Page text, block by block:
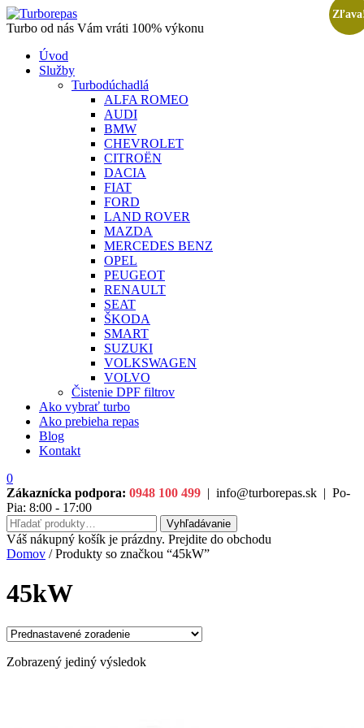
Turbo od nás Vám vráti 100% výkonu
Úvod
Služby
Turbodúchadlá
ALFA ROMEO
AUDI
BMW
CHEVROLET
CITROËN
DACIA
FIAT
FORD
LAND ROVER
MAZDA
MERCEDES BENZ
OPEL
PEUGEOT
RENAULT
SEAT
ŠKODA
SMART
SUZUKI
VOLKSWAGEN
VOLVO
Čistenie DPF filtrov
Ako vybrať turbo
Ako prebieha repas
Blog
Kontakt
0
Zákaznícka podpora: 0948 100 499 | info@turborepas.sk | Po-
Pia: 8:00 - 17:00
Hľadať:
Vyhľadávanie
Váš nákupný košík je prázdny. Prejdite do obchodu
Domov / Produkty so značkou “45kW”
45kW
Zobrazený jediný výsledok